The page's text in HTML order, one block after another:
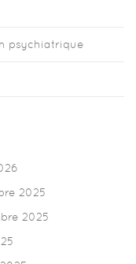
psychiatrique
2025
2025